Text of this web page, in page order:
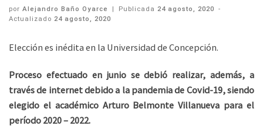
por Alejandro Baño Oyarce | Publicada24 agosto, 2020 -
Actualizado 24 agosto, 2020
Elección es inédita en la Universidad de Concepción.
Proceso efectuado en junio se debió realizar, además, a
través de internet debido a la pandemia de Covid-19, siendo
elegido el académico Arturo Belmonte Villanueva para el
período 2020 – 2022.